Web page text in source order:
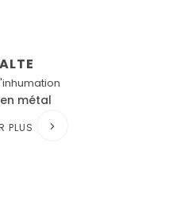
métal
PLUS